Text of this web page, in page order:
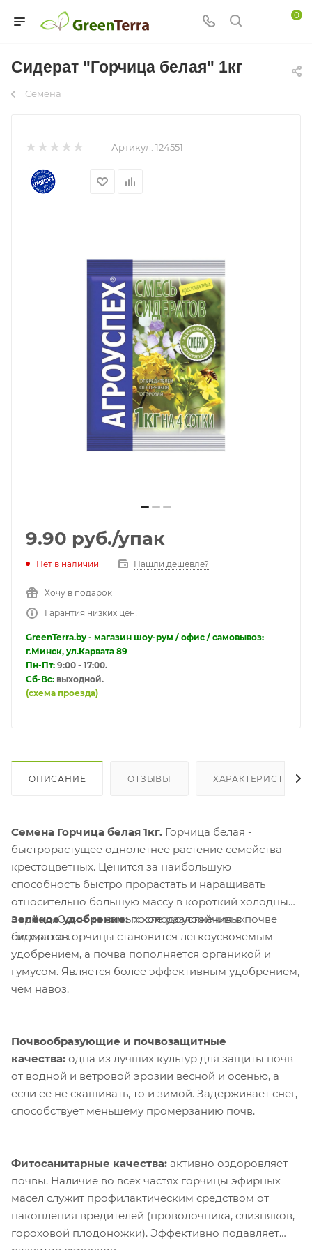
0
Сидерат "Горчица белая" 1кг
Семена
Артикул: 124551
9.90 руб./упак
Нет в наличии Нашли дешевле?
Хочу в подарок
Гарантия низких цен!
GreenTerra.by - магазин шоу-рум / офис / самовывоз:
г.Минск, ул.Карвата 89
Пн-Пт: 9:00 - 17:00.
Сб-Вс: выходной.
(схема проезда)
ОПИСАНИЕ ОТЗЫВЫ ХАРАКТЕРИСТИКИ
Семена Горчица белая 1кг. Горчица белая -
быстрорастущее однолетнее растение семейства
крестоцветных. Ценится за наибольшую
способность быстро прорастать и наращивать
относительно большую массу в короткий холодный
период. Один из самых холодоустойчивых
сидератов.
Зелёное удобрение:после разложения в почве
биомасса горчицы становится легкоусвояемым
удобрением, а почва пополняется органикой и
гумусом. Является более эффективным удобрением,
чем навоз.
Почвообразующие и почвозащитные
качества: одна из лучших культур для защиты почв
от водной и ветровой эрозии весной и осенью, а
если ее не скашивать, то и зимой. Задерживает снег,
способствует меньшему промерзанию почв.
Фитосанитарные качества: активно оздоровляет
почвы. Наличие во всех частях горчицы эфирных
масел служит профилактическим средством от
накопления вредителей (проволочника, слизняков,
гороховой плодоножки). Эффективно подавляет